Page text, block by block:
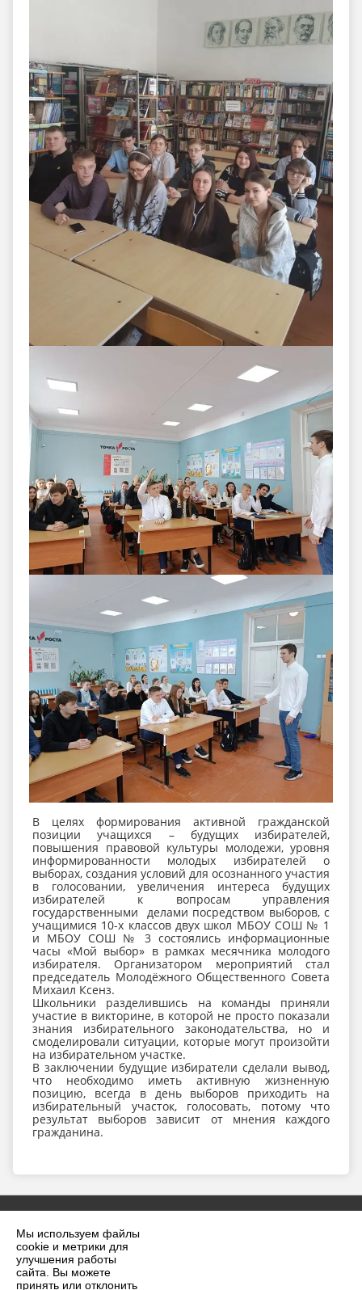
Мы используем файлы
cookie и метрики для
улучшения работы
сайта. Вы можете
принять или отклонить
В целях формирования активной гражданской
позиции учащихся – будущих избирателей,
повышения правовой культуры молодежи, уровня
информированности молодых избирателей о
выборах, создания условий для осознанного участия
в голосовании, увеличения интереса будущих
избирателей к вопросам управления
государственными делами посредством выборов, с
учащимися 10-х классов двух школ МБОУ СОШ № 1
и МБОУ СОШ № 3 состоялись информационные
часы «Мой выбор» в рамках месячника молодого
избирателя. Организатором мероприятий стал
председатель Молодёжного Общественного Совета
Михаил Ксенз.
Школьники разделившись на команды приняли
участие в викторине, в которой не просто показали
знания избирательного законодательства, но и
смоделировали ситуации, которые могут произойти
на избирательном участке.
В заключении будущие избиратели сделали вывод,
что необходимо иметь активную жизненную
позицию, всегда в день выборов приходить на
избирательный участок, голосовать, потому что
результат выборов зависит от мнения каждого
гражданина.